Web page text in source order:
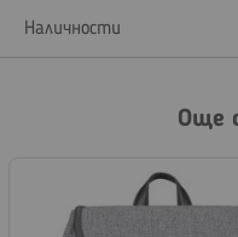
Наличности
Още